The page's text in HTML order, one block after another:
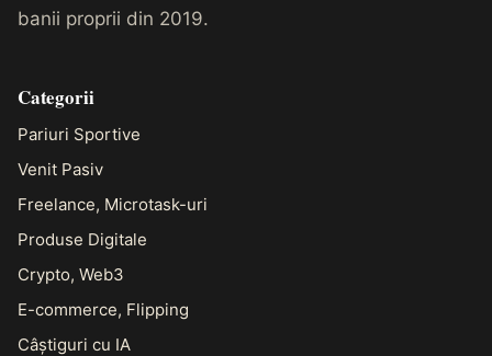
banii proprii din 2019.
Categorii
Pariuri Sportive
Venit Pasiv
Freelance, Microtask-uri
Produse Digitale
Crypto, Web3
E-commerce, Flipping
Câștiguri cu IA